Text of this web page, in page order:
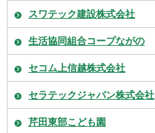
スワテック建設株式会社
生活協同組合コープながの
セコム上信越株式会社
セラテックジャパン株式会社
芹田東部こども園